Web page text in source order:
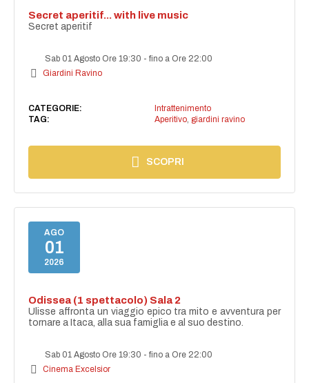
Secret aperitif... with live music
Secret aperitif
Sab 01 Agosto Ore 19:30 -fino a Ore 22:00
Giardini Ravino
CATEGORIE:
Intrattenimento
TAG:
Aperitivo, giardini ravino
SCOPRI
AGO
01
2026
Odissea (1 spettacolo) Sala 2
Ulisse affronta un viaggio epico tra mito e avventura per
tornare a Itaca, alla sua famiglia e al suo destino.
Sab 01 Agosto Ore 19:30 -fino a Ore 22:00
Cinema Excelsior